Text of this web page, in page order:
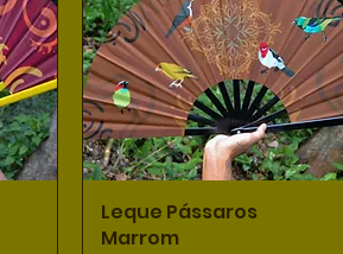
Schnellansicht
Leque Pássaros
Marrom